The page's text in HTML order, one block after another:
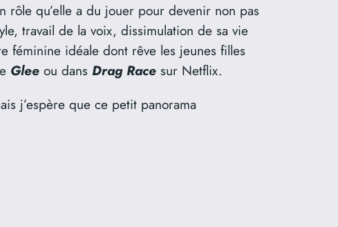
rôle qu’elle a du jouer pour devenir non pas
travail de la voix, dissimulation de sa vie
féminine idéale dont rêve les jeunes filles
Glee ou dans Drag Race sur Netflix.
j’espère que ce petit panorama